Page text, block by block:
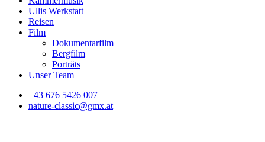
Ullis Werkstatt
Reisen
Film
Dokumentarfilm
Bergfilm
Porträts
Unser Team
+43 676 5426 007
nature-classic@gmx.at